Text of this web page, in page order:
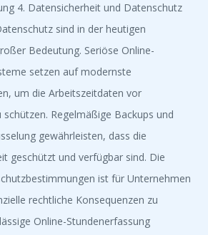
4. Datensicherheit und Datenschutz
sind in der heutigen
Bedeutung. Seriöse Online-
setzen auf modernste
um die Arbeitszeitdaten vor
Regelmäßige Backups und
gewährleisten, dass die
geschützt und verfügbar sind. Die
ist für Unternehmen
rechtliche Konsequenzen zu
Online-Stundenerfassung